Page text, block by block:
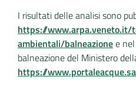
I risultati delle analisi sono
https://www.arpa.veneto.it/
ambientali/balneazionee
balneazione del Ministero
https://